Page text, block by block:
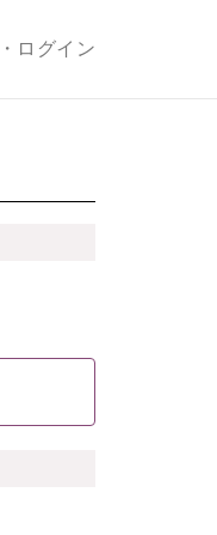
ログイン